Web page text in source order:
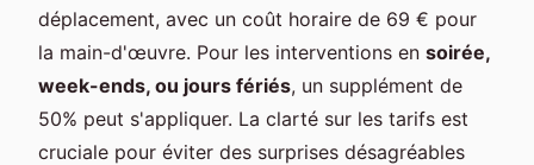
déplacement, avec un coût horaire de 69 € pour
la main-d'œuvre. Pour les interventions en soirée,
week-ends, ou jours fériés, un supplément de
50% peut s'appliquer. La clarté sur les tarifs est
cruciale pour éviter des surprises désagréables